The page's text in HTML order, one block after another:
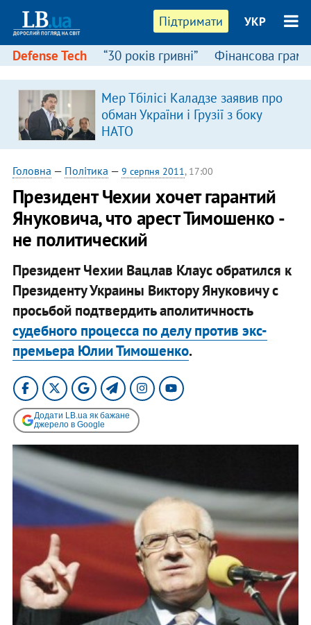
Підтримати УКР
Defense Tech “30 років гривні” Фінансова
Мер Тбілісі Каладзе заявив про
обман України і Грузії з боку
НАТО
Головна — Політика — 9 серпня 2011, 17:00
Президент Чехии хочет гарантий
Януковича, что арест Тимошенко -
не политический
Президент Чехии Вацлав Клаус обратился к
Президенту Украины Виктору Януковичу с
просьбой подтвердить аполитичность
судебного процесса по делу против экс-
премьера Юлии Тимошенко.
Додати LB.ua як бажане
джерело в Google